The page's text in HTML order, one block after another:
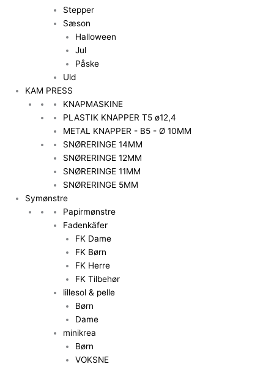
Stepper
Sæson
Halloween
Jul
Påske
Uld
KAM PRESS
KNAPMASKINE
PLASTIK KNAPPER T5 ø12,4
METAL KNAPPER - B5 - Ø 10MM
SNØRERINGE 14MM
SNØRERINGE 12MM
SNØRERINGE 11MM
SNØRERINGE 5MM
Symønstre
Papirmønstre
Fadenkäfer
FK Dame
FK Børn
FK Herre
FK Tilbehør
lillesol & pelle
Børn
Dame
minikrea
Børn
VOKSNE